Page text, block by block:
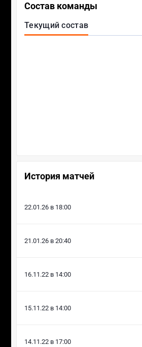
Состав команды
Текущий состав
История матчей
22.01.26 в 18:00
21.01.26 в 20:40
16.11.22 в 14:00
15.11.22 в 14:00
14.11.22 в 17:00